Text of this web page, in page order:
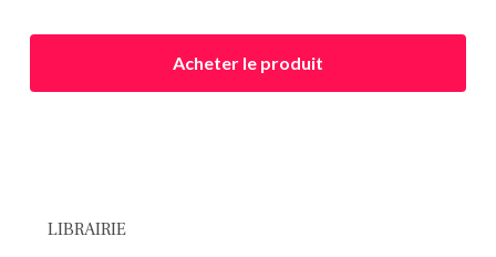
Acheter le produit
LIBRAIRIE